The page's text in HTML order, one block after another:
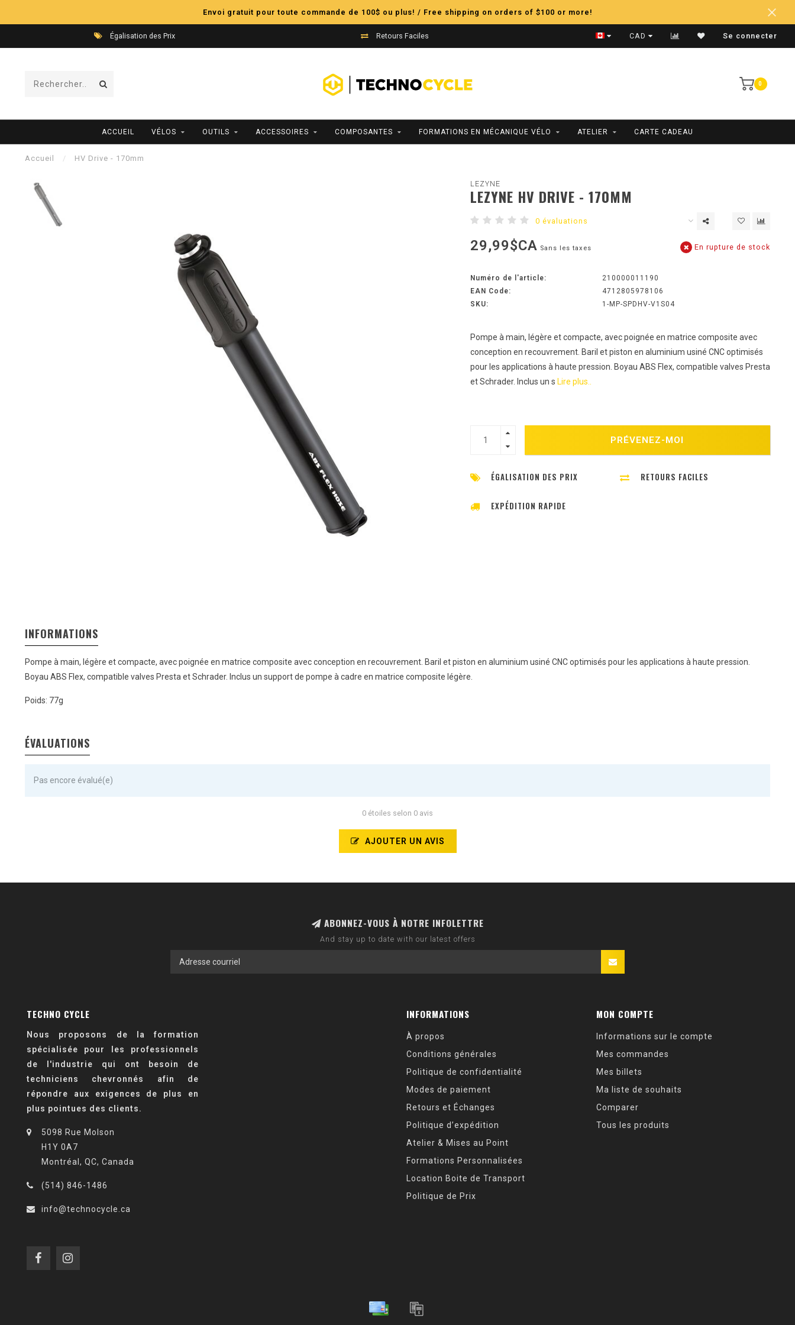
Envoi gratuit pour toute commande de 100$ ou plus! / Free shipping on orders of $100 or more!
Égalisation des Prix Retours Faciles Expédition Rapide
CAD Se connecter
0
ACCUEIL VÉLOS OUTILS ACCESSOIRES COMPOSANTES FORMATIONS EN MÉCANIQUE VÉLO ATELIER CARTE CADEAU
Accueil / HV Drive - 170mm
LEZYNE
LEZYNE HV DRIVE - 170MM
0 évaluations
29,99$CA Sans les taxes En rupture de stock
Numéro de l'article:
210000011190
EAN Code:
4712805978106
SKU:
1-MP-SPDHV-V1S04
Pompe à main, légère et compacte, avec poignée en matrice composite avec
conception en recouvrement. Baril et piston en aluminium usiné CNC optimisés
pour les applications à haute pression. Boyau ABS Flex, compatible valves Presta
et Schrader. Inclus un s Lire plus..
PRÉVENEZ-MOI
ÉGALISATION DES PRIX RETOURS FACILES
EXPÉDITION RAPIDE
INFORMATIONS
Pompe à main, légère et compacte, avec poignée en matrice composite avec conception en recouvrement. Baril et piston en aluminium usiné CNC optimisés pour les applications à haute pression.
Boyau ABS Flex, compatible valves Presta et Schrader. Inclus un support de pompe à cadre en matrice composite légère.
Poids: 77g
ÉVALUATIONS
Pas encore évalué(e)
0 étoiles selon 0 avis
AJOUTER UN AVIS
ABONNEZ-VOUS À NOTRE INFOLETTRE
And stay up to date with our latest offers
TECHNO CYCLE
Nous proposons de la formation
spécialisée pour les professionnels
de l'industrie qui ont besoin de
techniciens chevronnés afin de
répondre aux exigences de plus en
plus pointues des clients.
5098 Rue Molson
H1Y 0A7
Montréal, QC, Canada
(514) 846-1486
info@technocycle.ca
INFORMATIONS
À propos
Conditions générales
Politique de confidentialité
Modes de paiement
Retours et Échanges
Politique d’expédition
Atelier & Mises au Point
Formations Personnalisées
Location Boite de Transport
Politique de Prix
MON COMPTE
Informations sur le compte
Mes commandes
Mes billets
Ma liste de souhaits
Comparer
Tous les produits